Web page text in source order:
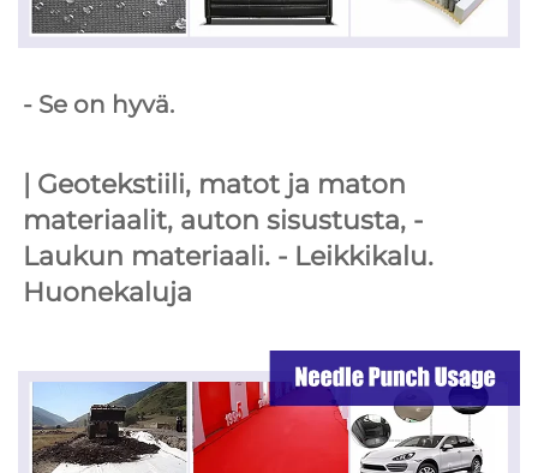
- Se on hyvä.
| Geotekstiili, matot ja maton
materiaalit, auton sisustusta, -
Laukun materiaali.
Huonekaluja